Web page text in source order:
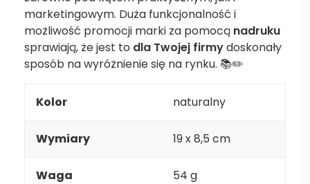
marketingowym. Duża funkcjonalność i
możliwość promocji marki za pomocą nadruku
sprawiają, że jest to dla Twojej firmydoskonały
sposób na wyróżnienie się na rynku. 📚✏️
Kolor naturalny
Wymiary 19 x 8,5 cm
Waga 54 g